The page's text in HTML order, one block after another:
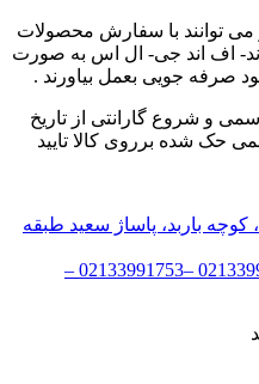
توانند با سفارش محصولات
اف اند جی- ال اس به صورت
صرفه جویی بعمل بیاورند .
و شروع گارانتی از تاریخ
آغاز شده و کد رهگیری 9 رقمی حک شده برروی کالا تایید
کوچه باربد، پاساژ سعید طبقه
02133925682 –02133991754 –02133991753 –